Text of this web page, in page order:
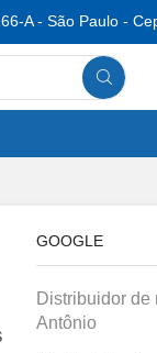
A - São Paulo -
GOOGLE
Distribuidor de
Antônio